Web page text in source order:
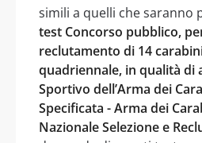
simili a quelli che saranno
test Concorso pubblico,
reclutamento di 14
quadriennale, in qualità di
Sportivo dell’Arma dei
Specificata - Arma dei
Nazionale Selezione e